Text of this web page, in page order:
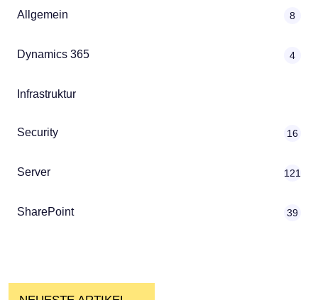
Allgemein 8
Dynamics 365 4
Infrastruktur
Security 16
Server 121
SharePoint 39